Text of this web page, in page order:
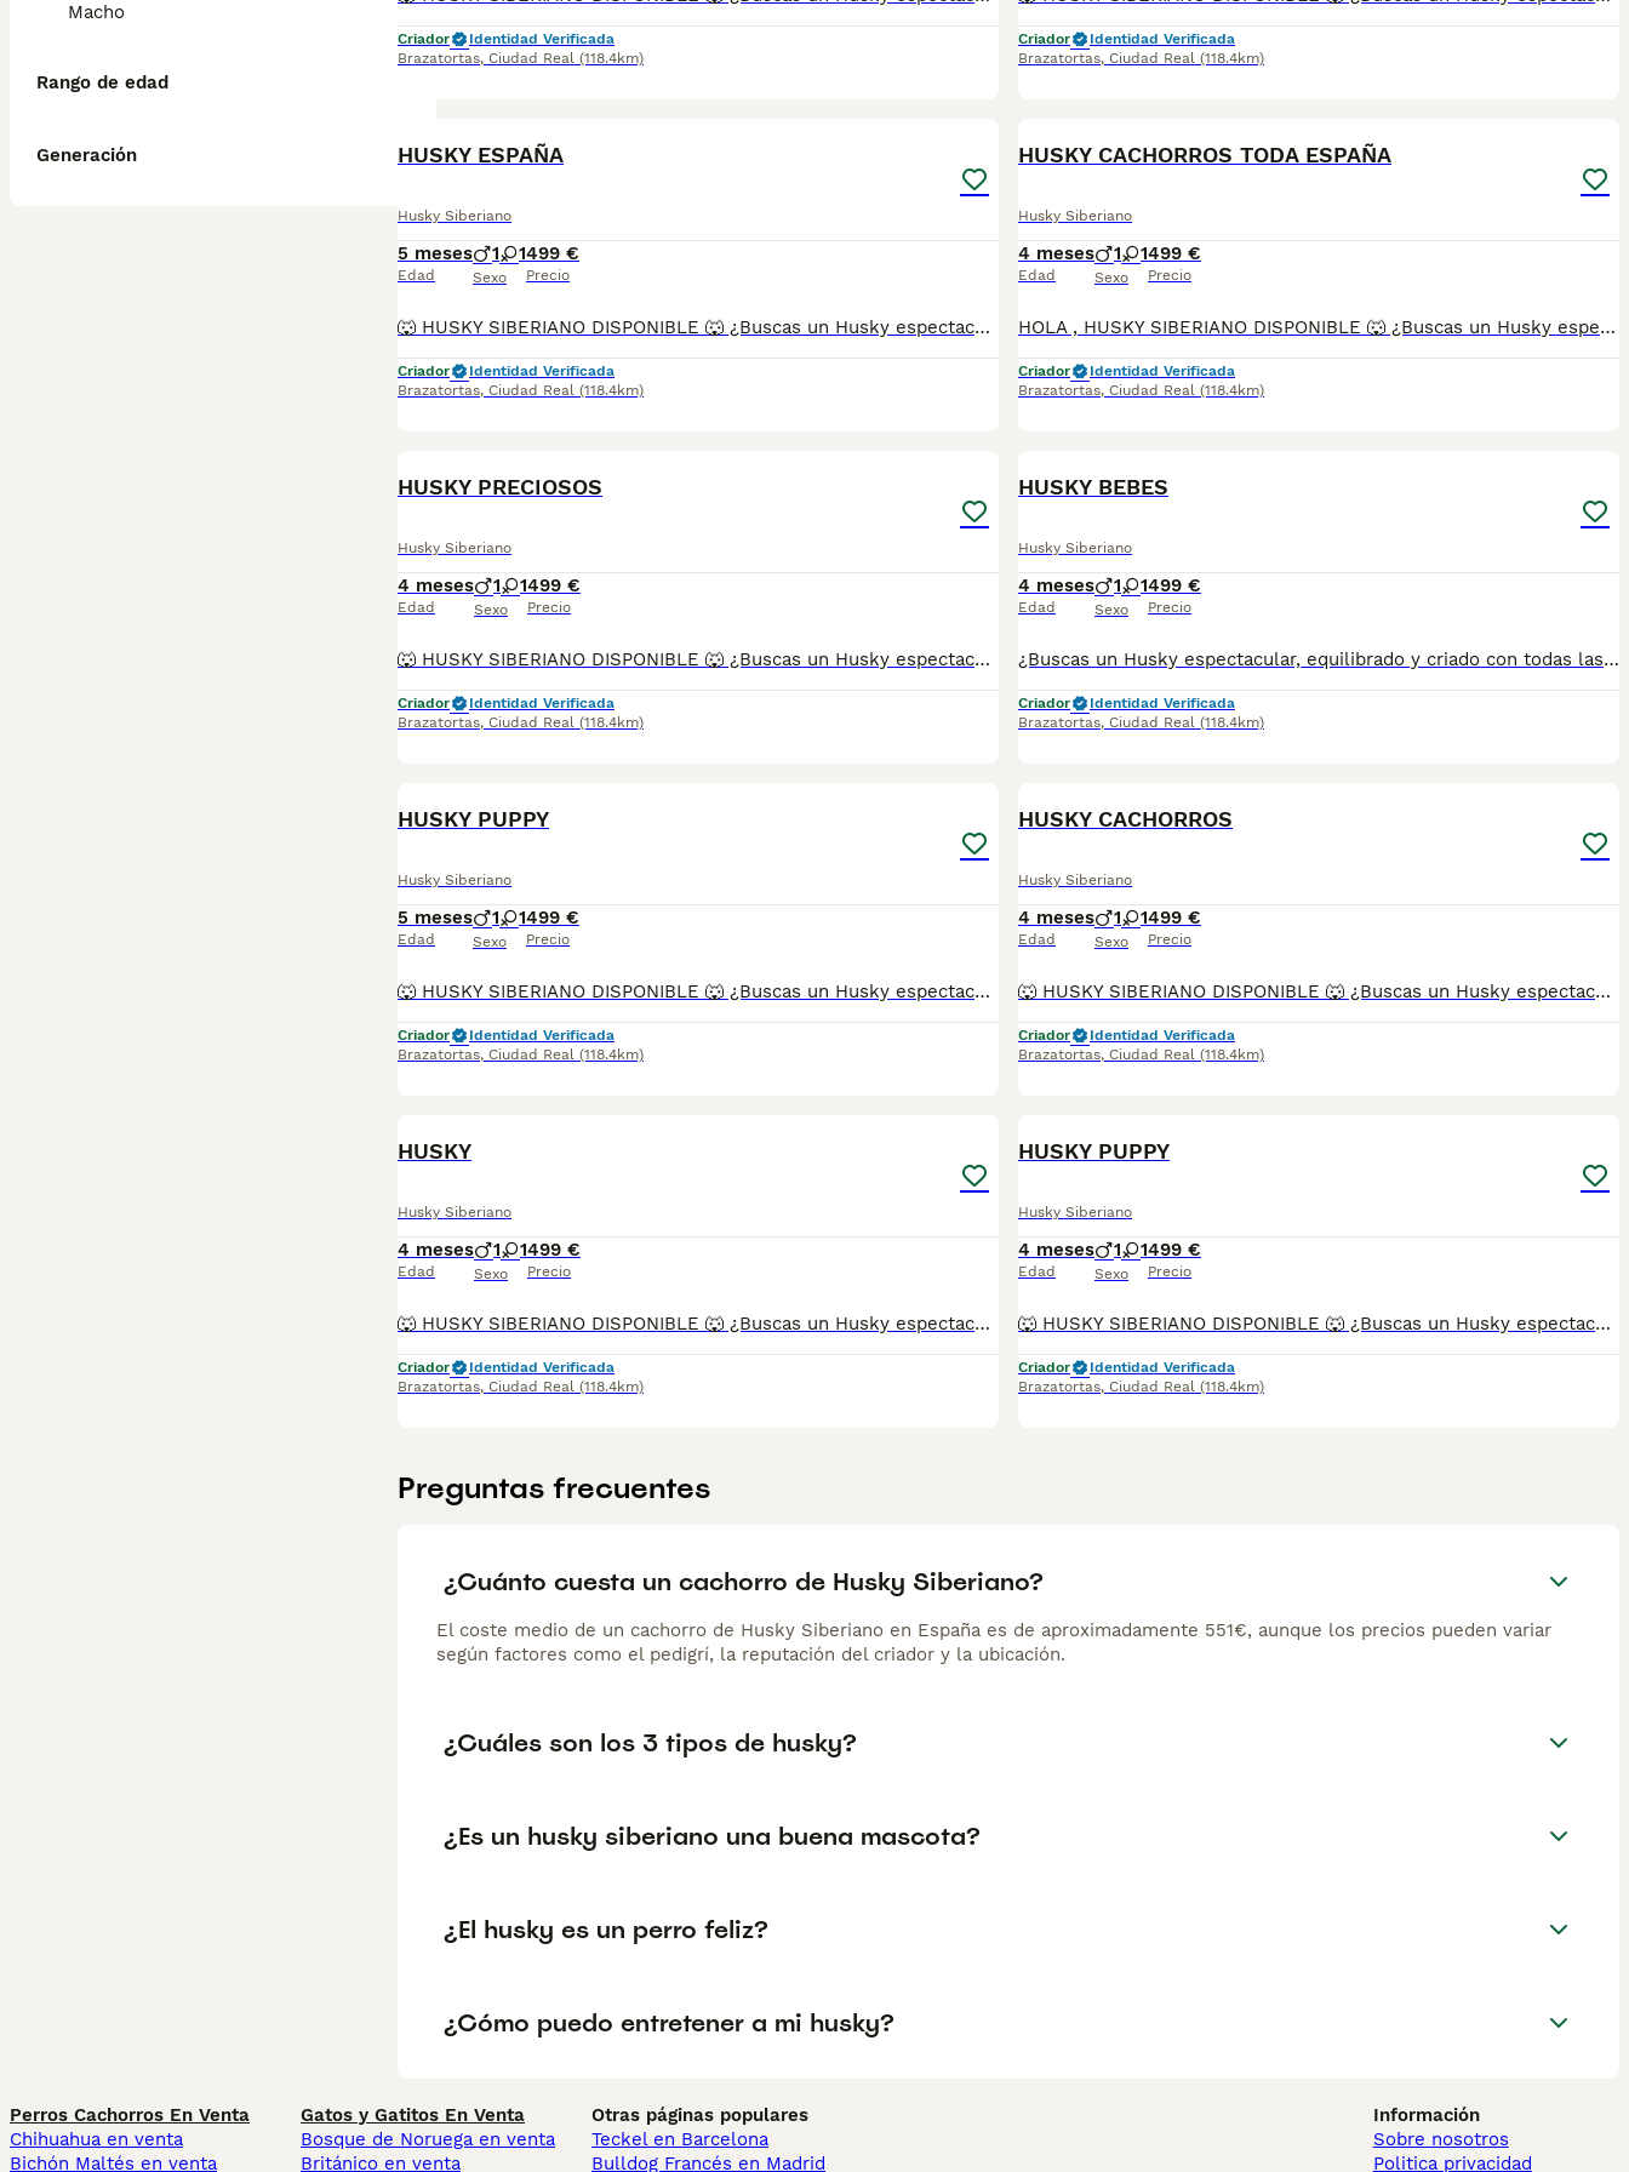
Macho
Rango de edad
Generación
Criador
Identidad Verificada
Brazatortas, Ciudad Real (118.4km)
Criador
Identidad Verificada
Brazatortas, Ciudad Real (118.4km)
HUSKY ESPAÑA
Husky Siberiano
5 meses
Edad
1 1
Sexo
499 €
Precio
🐺 HUSKY SIBERIANO DISPONIBLE 🐺 ¿Buscas un Husky espectacular, equilibrado y criado con todas las garantías? Disponemos de preciosos cachorros Husky Siberiano criados en un entorno familiar, con máxima atención a su salud, socialización y bienestar. ✅ Entrega en toda España ✅ Pago contra reembolso ✅ Microchip implantado ✅ Cartilla sanitaria oficial ✅ Vacunaciones al día según edad ✅ Desparasitaciones internas y externas ✅ Cachorros completamente socializados ✅ Acostumbrados al contacto diario con personas ✅ Iniciados en hábitos de higiene ✅ Padres sanos, equilibrados y de excelente carácter 📞 Información y reservas: 622 680 372 Atención personalizada antes, durante y después de la entrega. ¡Consúltanos sin compromiso!
Criador
Identidad Verificada
Brazatortas, Ciudad Real (118.4km)
HUSKY CACHORROS TODA ESPAÑA
Husky Siberiano
4 meses
Edad
1 1
Sexo
499 €
Precio
HOLA , HUSKY SIBERIANO DISPONIBLE 🐺 ¿Buscas un Husky espectacular, equilibrado y criado con todas las garantías? Disponemos de preciosos cachorros Husky Siberiano criados en un entorno familiar, con máxima atención a su salud, socialización y bienestar. ✅ Entrega en toda España ✅ Pago contra reembolso ✅ Microchip implantado ✅ Cartilla sanitaria oficial ✅ Vacunaciones al día según edad ✅ Desparasitaciones internas y externas ✅ Cachorros completamente socializados ✅ Acostumbrados al contacto diario con personas ✅ Iniciados en hábitos de higiene ✅ Padres sanos, equilibrados y de excelente carácter Nuestros cachorros destacan por su belleza, carácter noble y excelente adaptación a la vida familiar. 📞 Información y reservas: 622 680 372 Atención personalizada antes, durante y después de la entrega. ¡Consúltanos!
Criador
Identidad Verificada
Brazatortas, Ciudad Real (118.4km)
HUSKY PRECIOSOS
Husky Siberiano
4 meses
Edad
1 1
Sexo
499 €
Precio
🐺 HUSKY SIBERIANO DISPONIBLE 🐺 ¿Buscas un Husky espectacular, equilibrado y criado con todas las garantías? Disponemos de preciosos cachorros Husky Siberiano criados en un entorno familiar, con máxima atención a su salud, socialización y bienestar. ✅ Entrega en toda España ✅ Pago contra reembolso ✅ Microchip implantado ✅ Cartilla sanitaria oficial ✅ Vacunaciones al día según edad ✅ Desparasitaciones internas y externas ✅ Cachorros completamente socializados ✅ Acostumbrados al contacto diario con personas ✅ Iniciados en hábitos de higiene Nuestros cachorros destacan por su belleza, carácter noble y excelente adaptación a la vida familiar. 📞 Información y reservas: 622 680 372 Atención personalizada antes, durante y después de la entrega. ¡Consúltanos sin compromiso!
Criador
Identidad Verificada
Brazatortas, Ciudad Real (118.4km)
HUSKY BEBES
Husky Siberiano
4 meses
Edad
1 1
Sexo
499 €
Precio
¿Buscas un Husky espectacular, equilibrado y criado con todas las garantías? Disponemos de preciosos cachorros Husky Siberiano criados en un entorno familiar, con máxima atención a su salud, socialización y bienestar. ✅ Entrega en toda España ✅ Pago contra reembolso ✅ Microchip implantado ✅ Cartilla sanitaria oficial ✅ Vacunaciones al día según edad ✅ Desparasitaciones internas y externas ✅ Cachorros completamente socializados ✅ Acostumbrados al contacto diario con personas ✅ Iniciados en hábitos de higiene ✅ Padres sanos, equilibrados y de excelente carácter Nuestros cachorros destacan por su belleza, carácter noble y excelente adaptación a la vida familiar. 📞 Información y reservas: 622 680 372 Atención personalizada antes, durante y después de la entrega.
Criador
Identidad Verificada
Brazatortas, Ciudad Real (118.4km)
HUSKY PUPPY
Husky Siberiano
5 meses
Edad
1 1
Sexo
499 €
Precio
🐺 HUSKY SIBERIANO DISPONIBLE 🐺 ¿Buscas un Husky espectacular, equilibrado y criado con todas las garantías? Disponemos de preciosos cachorros Husky Siberiano criados en un entorno familiar, con máxima atención a su salud, socialización y bienestar. ✅ Entrega en toda España ✅ Pago contra reembolso ✅ Microchip implantado ✅ Cartilla sanitaria oficial ✅ Vacunaciones al día según edad ✅ Desparasitaciones internas y externas ✅ Cachorros completamente socializados ✅ Acostumbrados al contacto diario con personas ✅ Iniciados en hábitos de higiene ✅ Padres sanos, equilibrados y de excelente carácter Nuestros cachorros destacan por su belleza, carácter noble y excelente adaptación a la vida familiar. 📞 Información y reservas: 622 680 372 Atención personalizada antes, durante y después de la entrega.
Criador
Identidad Verificada
Brazatortas, Ciudad Real (118.4km)
HUSKY CACHORROS
Husky Siberiano
4 meses
Edad
1 1
Sexo
499 €
Precio
🐺 HUSKY SIBERIANO DISPONIBLE 🐺 ¿Buscas un Husky espectacular, equilibrado y criado con todas las garantías? Disponemos de preciosos cachorros Husky Siberiano criados en un entorno familiar, con máxima atención a su salud, socialización y bienestar. ✅ Entrega en toda España ✅ Pago contra reembolso ✅ Microchip implantado ✅ Cartilla sanitaria oficial ✅ Vacunaciones al día según edad ✅ Desparasitaciones internas y externas ✅ Cachorros completamente socializados ✅ Acostumbrados al contacto diario con personas ✅ Iniciados en hábitos de higiene ✅ Padres sanos, equilibrados y de excelente carácter Nuestros cachorros destacan por su belleza, carácter noble y excelente adaptación a la vida familiar. 📞 Información y reservas: 622 680 372 Atención personalizada antes, durante y después de la entrega. ¡Consúltanos sin compromiso!
Criador
Identidad Verificada
Brazatortas, Ciudad Real (118.4km)
HUSKY
Husky Siberiano
4 meses
Edad
1 1
Sexo
499 €
Precio
🐺 HUSKY SIBERIANO DISPONIBLE 🐺 ¿Buscas un Husky espectacular, equilibrado y criado con todas las garantías? Disponemos de preciosos cachorros Husky Siberiano criados en un entorno familiar, con máxima atención a su salud, socialización y bienestar. ✅ Entrega en toda España ✅ Pago contra reembolso ✅ Microchip implantado ✅ Cartilla sanitaria oficial ✅ Vacunaciones al día según edad ✅ Desparasitaciones internas y externas ✅ Cachorros completamente socializados ✅ Acostumbrados al contacto diario con personas ✅ Iniciados en hábitos de higiene ✅ Padres sanos, equilibrados y de excelente carácter Nuestros cachorros destacan por su belleza, carácter noble y excelente adaptación a la vida familiar. 📞 Información y reservas: 622 680 372 ¡Consúltanos sin compromiso!
Criador
Identidad Verificada
Brazatortas, Ciudad Real (118.4km)
HUSKY PUPPY
Husky Siberiano
4 meses
Edad
1 1
Sexo
499 €
Precio
🐺 HUSKY SIBERIANO DISPONIBLE 🐺 ¿Buscas un Husky espectacular, equilibrado y criado con todas las garantías? Disponemos de preciosos cachorros Husky Siberiano criados en un entorno familiar, con máxima atención a su salud, socialización y bienestar. ✅ Entrega en toda España ✅ Pago contra reembolso ✅ Microchip implantado ✅ Cartilla sanitaria oficial ✅ Vacunaciones al día según edad ✅ Desparasitaciones internas y externas ✅ Cachorros completamente socializados ✅ Acostumbrados al contacto diario con personas ✅ Iniciados en hábitos de higiene ✅ Padres sanos, equilibrados y de excelente carácter Nuestros cachorros destacan por su belleza, carácter noble y excelente adaptación a la vida familiar. 📞 Información 622 680 372 Atención personalizada antes, durante y después de la entrega. ¡Consúltanos sin compromiso!
Criador
Identidad Verificada
Brazatortas, Ciudad Real (118.4km)
Preguntas frecuentes
¿Cuánto cuesta un cachorro de Husky Siberiano?
El coste medio de un cachorro de Husky Siberiano en España es de aproximadamente 551€, aunque los precios pueden variar
según factores como el pedigrí, la reputación del criador y la ubicación.
¿Cuáles son los 3 tipos de husky?
¿Es un husky siberiano una buena mascota?
¿El husky es un perro feliz?
¿Cómo puedo entretener a mi husky?
Perros Cachorros En Venta
Chihuahua en venta
Bichón Maltés en venta
Gatos y Gatitos En Venta
Bosque de Noruega en venta
Británico en venta
Otras páginas populares
Teckel en Barcelona
Bulldog Francés en Madrid
Información
Sobre nosotros
Politica privacidad